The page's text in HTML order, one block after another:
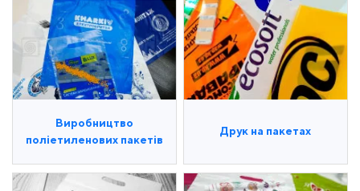
Виробництво
поліетиленових пакетів
Друк на пакетах